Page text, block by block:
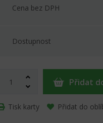
Cena bez DPH
Dostupnost
Přidat
Tisk karty Přidat do